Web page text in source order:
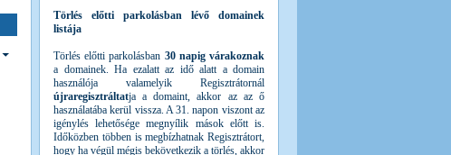
Törlés előtti parkolásban lévő domainek
listája
Törlés előtti parkolásban 30 napig várakoznak
a domainek. Ha ezalatt az idő alatt a domain
használója valamelyik Regisztrátornál
újraregisztráltatja a domaint, akkor az az ő
használatába kerül vissza. A 31. napon viszont az
igénylés lehetősége megnyílik mások előtt is.
Időközben többen is megbízhatnak Regisztrátort,
hogy ha végül mégis bekövetkezik a törlés, akkor